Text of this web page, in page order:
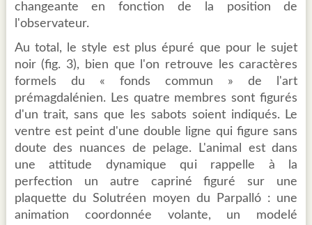
changeante en fonction de la position de
l'observateur.
Au total, le style est plus épuré que pour le sujet
noir (fig. 3), bien que l'on retrouve les caractères
formels du « fonds commun » de l'art
prémagdalénien. Les quatre membres sont figurés
d'un trait, sans que les sabots soient indiqués. Le
ventre est peint d'une double ligne qui figure sans
doute des nuances de pelage. L'animal est dans
une attitude dynamique qui rappelle à la
perfection un autre capriné figuré sur une
plaquette du Solutréen moyen du Parpalló : une
animation coordonnée volante, un modelé